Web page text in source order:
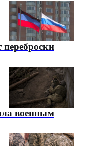
военным